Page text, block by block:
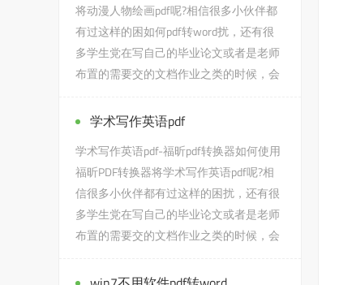
将动漫人物绘画pdf呢?相信很多小伙伴都
有过这样的困如何pdf转word扰，还有很
多学生党在写自己的毕业论文或者是老师
布置的需要交的文档作业之类的时候，会
学术写作英语pdf
学术写作英语pdf-福昕pdf转换器如何使用
福昕PDF转换器将学术写作英语pdf呢?相
信很多小伙伴都有过这样的困扰，还有很
多学生党在写自己的毕业论文或者是老师
布置的需要交的文档作业之类的时候，会